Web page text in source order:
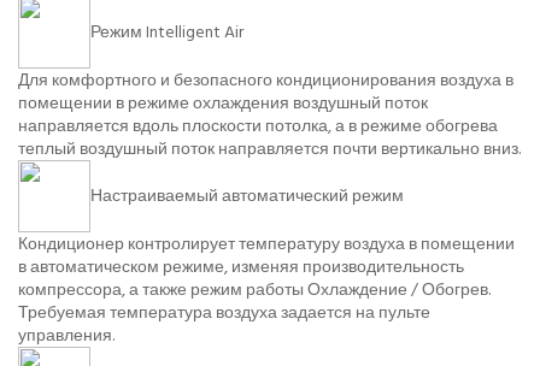
Режим Intelligent Air
Для комфортного и безопасного кондиционирования воздуха в
помещении в режиме охлаждения воздушный поток
направляется вдоль плоскости потолка, а в режиме обогрева
теплый воздушный поток направляется почти вертикально вниз.
Настраиваемый автоматический режим
Кондиционер контролирует температуру воздуха в помещении
в автоматическом режиме, изменяя производительность
компрессора, а также режим работы Охлаждение / Обогрев.
Требуемая температура воздуха задается на пульте
управления.